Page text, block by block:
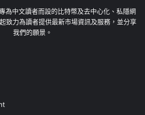
為中文讀者而設的比特幣及去中心化、私隱網
致力為讀者提供最新市場資訊及服務，並分享
我們的願景。